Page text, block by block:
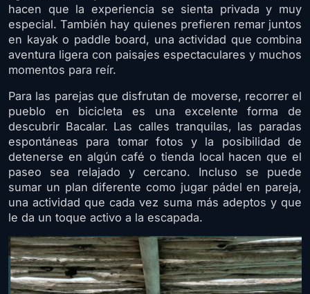
hacen que la experiencia se sienta privada y muy
especial. También hay quienes prefieren remar juntos
en kayak o paddle board, una actividad que combina
aventura ligera con paisajes espectaculares y muchos
momentos para reír.
Para las parejas que disfrutan de moverse, recorrer el
pueblo en bicicleta es una excelente forma de
descubrir Bacalar. Las calles tranquilas, las paradas
espontáneas para tomar fotos y la posibilidad de
detenerse en algún café o tienda local hacen que el
paseo sea relajado y cercano. Incluso se puede
sumar un plan diferente como jugar pádel en pareja,
una actividad que cada vez suma más adeptos y que
le da un toque activo a la escapada.